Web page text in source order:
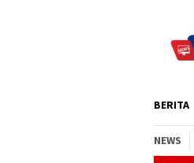
BERITA
NEWS